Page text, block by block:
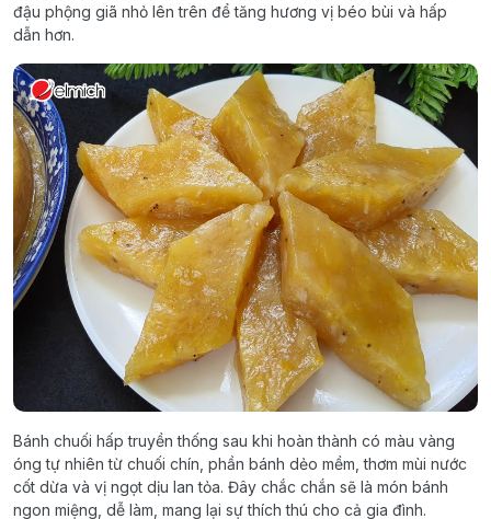
đậu phộng giã nhỏ lên trên để tăng hương vị béo bùi và hấp
dẫn hơn.
Bánh chuối hấp truyền thống sau khi hoàn thành có màu vàng
óng tự nhiên từ chuối chín, phần bánh dẻo mềm, thơm mùi nước
cốt dừa và vị ngọt dịu lan tỏa. Đây chắc chắn sẽ là món bánh
ngon miệng, dễ làm, mang lại sự thích thú cho cả gia đình.